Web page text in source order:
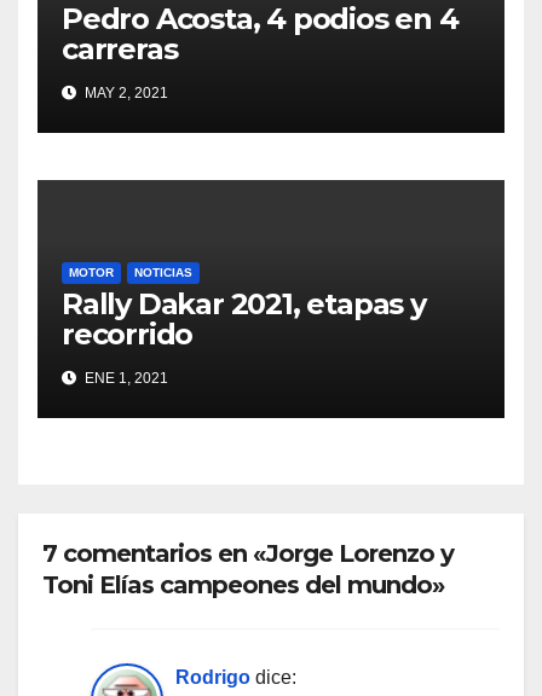
Pedro Acosta, 4 podios en 4
carreras
MAY 2, 2021
MOTOR NOTICIAS
Rally Dakar 2021, etapas y
recorrido
ENE 1, 2021
7 comentarios en «Jorge Lorenzo y
Toni Elías campeones del mundo»
Rodrigo dice: